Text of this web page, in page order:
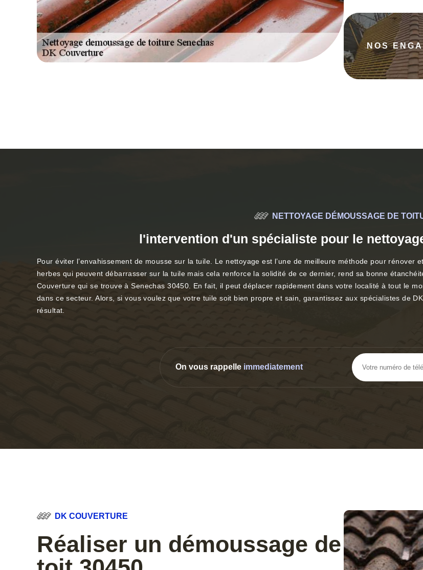
NOS
NETTOYAGE DÉMOUSSAGE DE
l'intervention d'un spécialiste pour le
Pour éviter l’envahissement de mousse sur la tuile. Le nettoyage est l’une de meilleure méthode pour rénover
herbes qui peuvent débarrasser sur la tuile mais cela renforce la solidité de ce dernier, rend sa bonne
Couverture qui se trouve à Senechas 30450. En fait, il peut déplacer rapidement dans votre localité à tout le
dans ce secteur. Alors, si vous voulez que votre tuile soit bien propre et sain, garantissez aux spécialistes de
résultat.
On vous rappelle immediatement
DK COUVERTURE
Réaliser un démoussage de